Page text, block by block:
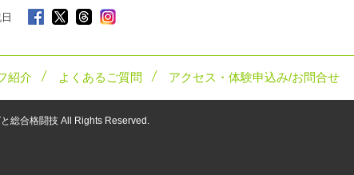
紹介 よくあるご質問 アクセス・体験申込み/お問合せ
総合格闘技All Rights Reserved.